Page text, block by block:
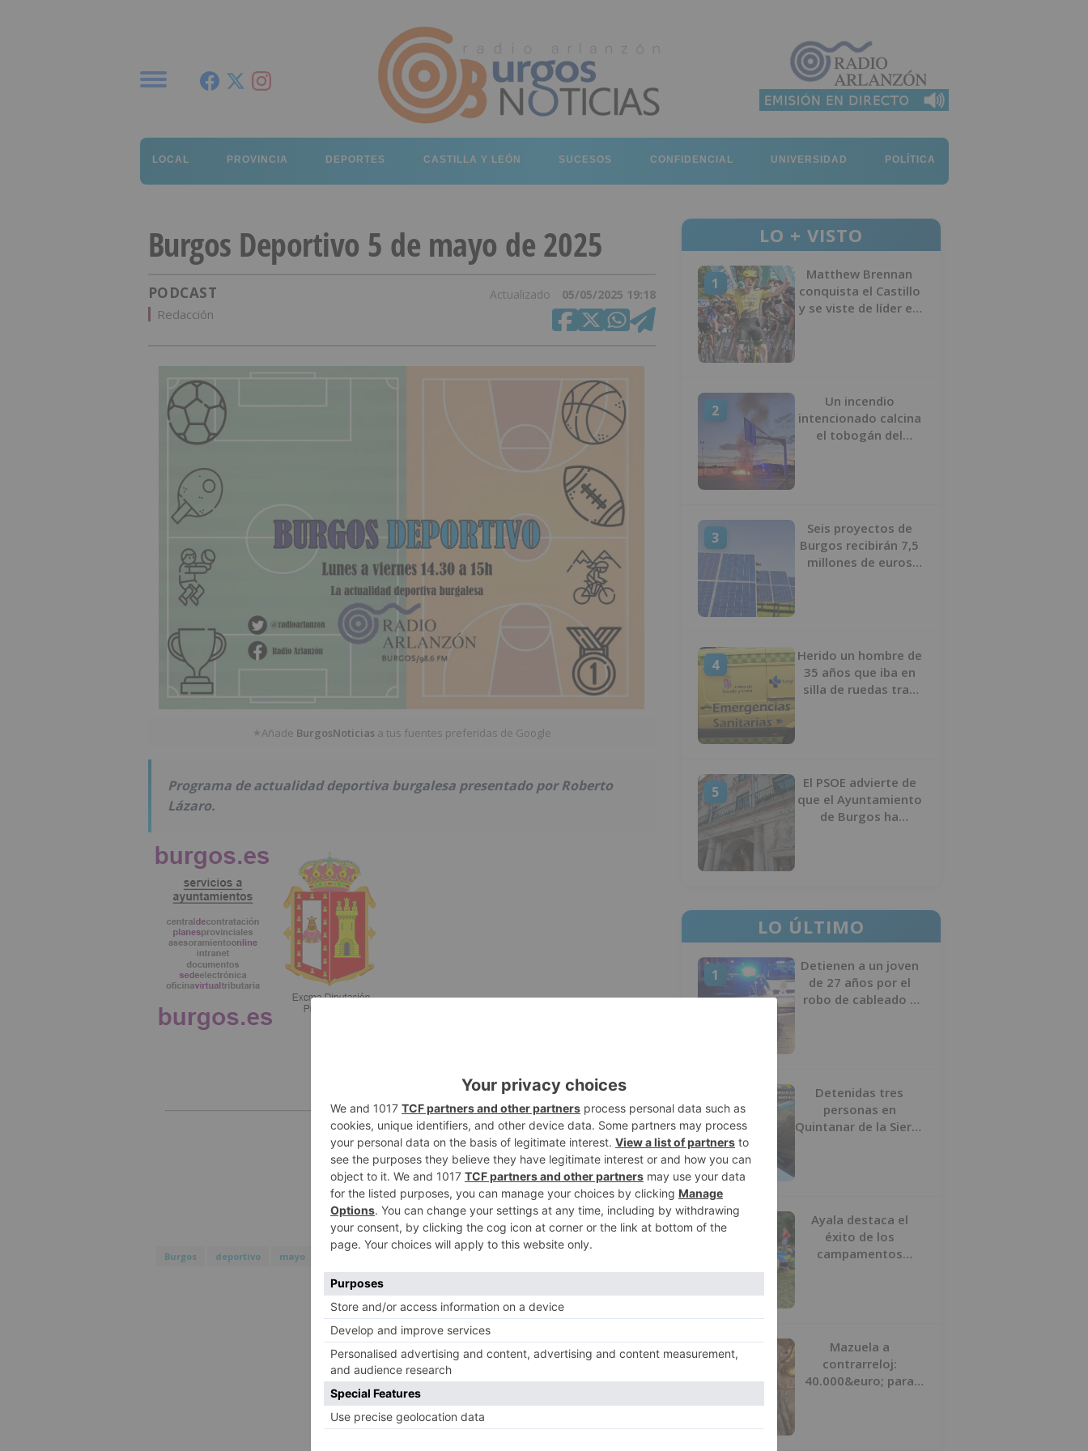
LOCAL PROVINCIA DEPORTES CASTILLA Y LEÓN SUCESOS CONFIDENCIAL UNIVERSIDAD POLÍTICA
Burgos Deportivo 5 de mayo de 2025
PODCAST Actualizado 05/05/2025 19:18
Redacción
★Añade BurgosNoticias a tus fuentes preferidas de Google
Programa de actualidad deportiva burgalesa presentado por Roberto
Lázaro.
Burgos deportivo mayo
LO + VISTO
1
Matthew Brennan
conquista el Castillo
y se viste de líder en
2
Un incendio
intencionado calcina
el tobogán del
3
Seis proyectos de
Burgos recibirán 7,5
millones de euros
4
Herido un hombre de
35 años que iba en
silla de ruedas tras
5
El PSOE advierte de
que el Ayuntamiento
de Burgos ha
LO ÚLTIMO
1
Detienen a un joven
de 27 años por el
robo de cableado y
2
Detenidas tres
personas en
Quintanar de la Sierra
3
Ayala destaca el
éxito de los
campamentos
4
Mazuela a
contrarreloj:
40.000&euro; para